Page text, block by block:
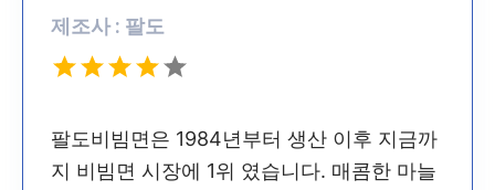
제조사 : 팔도
팔도비빔면은 1984년부터 생산 이후 지금까
지 비빔면 시장에 1위 였습니다. 매콤한 마늘